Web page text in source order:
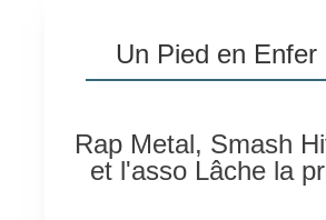
Un Pied en Enfer
Rap Metal, Smash
et l'asso Lâche la